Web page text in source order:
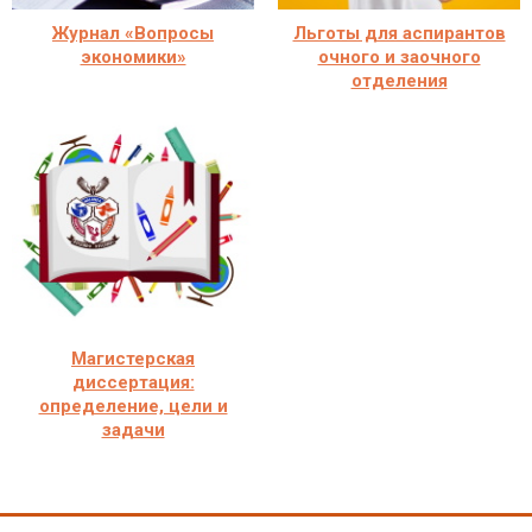
Журнал «Вопросы
экономики»
Льготы для аспирантов
очного и заочного
отделения
Магистерская
диссертация:
определение, цели и
задачи